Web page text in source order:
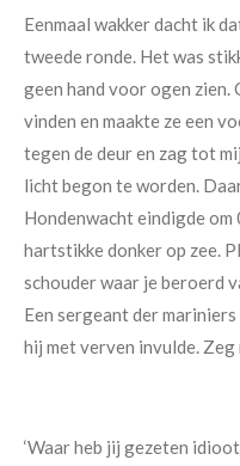
Eenmaal wakker dacht ik
tweede ronde. Het was
geen hand voor ogen zien.
vinden en maakte ze een
tegen de deur en zag tot
licht begon te worden.
Hondenwacht eindigde om
hartstikke donker op zee.
schouder waar je beroerd
Een sergeant der
hij met verven invulde.
‘Waar heb jij gezeten